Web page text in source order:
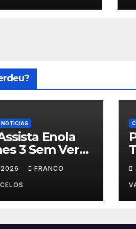
NOTICIAS
Enola
3 Sem Ver
FRANCO